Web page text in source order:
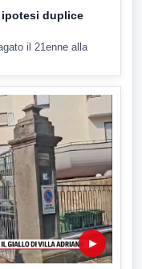
ipotesi duplice
il 21enne alla
▶